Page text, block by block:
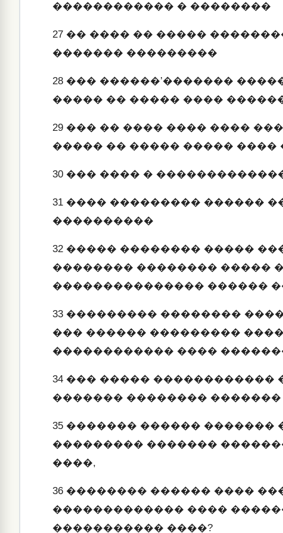
������������ � ��������
27 �� ���� �� �����
������� ���������
28 ��� ������’�������
����� �� ����� ����
29 ��� �� ���� ���� ����
����� �� ����� �����
30 ��� ���� �
31 ���� ��������� ������
����������
32 ����� �������� �����
�������� �������� �����
��������������� ������
33 ��������� ��������
��� ������ ���������
������������ ����
34 ��� ����� ������������
������� �������� �������
35 ������� ������ �������
��������� �������
����,
36 �������� ������ ����
������������� ����
����������� ����?